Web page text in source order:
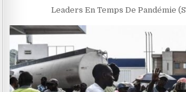
Leaders En Temps De Pandémie